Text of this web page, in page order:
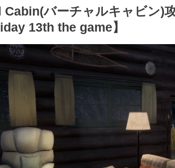
バーチャルキャビン)
13th the game】